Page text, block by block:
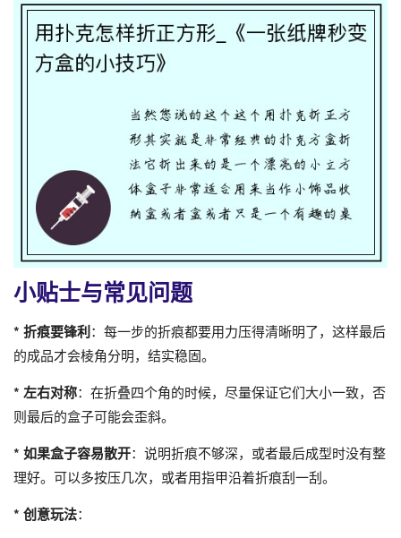
小贴士与常见问题
* 折痕要锋利 ：每一步的折痕都要用力压得清晰明了，这样最后
的成品才会棱角分明，结实稳固。
* 左右对称：在折叠四个角的时候，尽量保证它们大小一致，否
则最后的盒子可能会歪斜。
* 如果盒子容易散开：说明折痕不够深，或者最后成型时没有整
理好。可以多按压几次，或者用指甲沿着折痕刮一刮。
* 创意玩法：